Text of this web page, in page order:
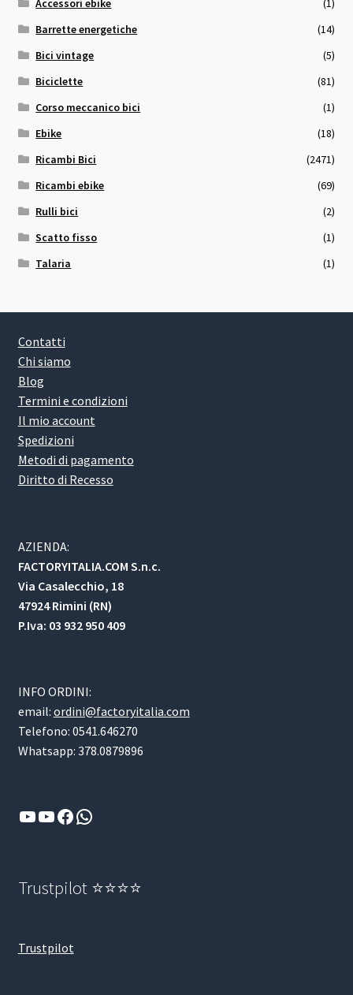
Accessori ebike
(1)
Barrette energetiche
(14)
Bici vintage
(5)
Biciclette
(81)
Corso meccanico bici
(1)
Ebike
(18)
Ricambi Bici
(2471)
Ricambi ebike
(69)
Rulli bici
(2)
Scatto fisso
(1)
Talaria
(1)
Contatti
Chi siamo
Blog
Termini e condizioni
Il mio account
Spedizioni
Metodi di pagamento
Diritto di Recesso
AZIENDA:
FACTORYITALIA.COM S.n.c.
Via Casalecchio, 18
47924 Rimini (RN)
P.Iva: 03 932 950 409
INFO ORDINI:
email: ordini@factoryitalia.com
Telefono: 0541.646270
Whatsapp: 378.0879896
YouTube
YouTube
Facebook
WhatsApp
Trustpilot ⭐⭐⭐⭐
Trustpilot